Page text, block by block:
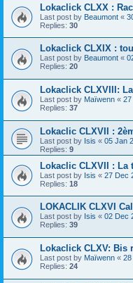
Lokaclick CLXX :
Last post by Beaumont «
Replies: 30
Lokaclick CLXIX :
Last post by Beaumont «
Replies: 20
Lokaclick CLXVIII:
Last post by Maïwenn « 27
Replies: 37
Lokaclic CLXVII :
Last post by Isis « 05 Jan
Replies: 9
Lokaclic CLXVII : La
Last post by Isis « 27 Dec
Replies: 18
LOKACLIK CLXVI
Last post by Isis « 02 Dec
Replies: 39
Lokaclick CLXV: Bis
Last post by Maïwenn « 28
Replies: 24